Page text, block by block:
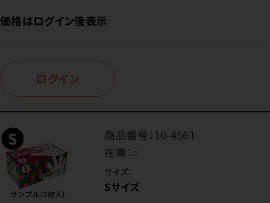
価格はログイン後表示
ログイン
商品番号： 10-4561
在庫：○
サイズ：
Sサイズ